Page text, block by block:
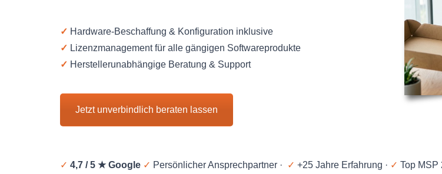
✓ Hardware-Beschaffung & Konfiguration inklusive
✓ Lizenzmanagement für alle gängigen Softwareprodukte
✓ Herstellerunabhängige Beratung & Support
Jetzt unverbindlich beraten lassen
✓ 4,7 / 5 ★ Google ✓ Persönlicher Ansprechpartner · ✓ +25 Jahre Erfahrung · ✓ Top MSP